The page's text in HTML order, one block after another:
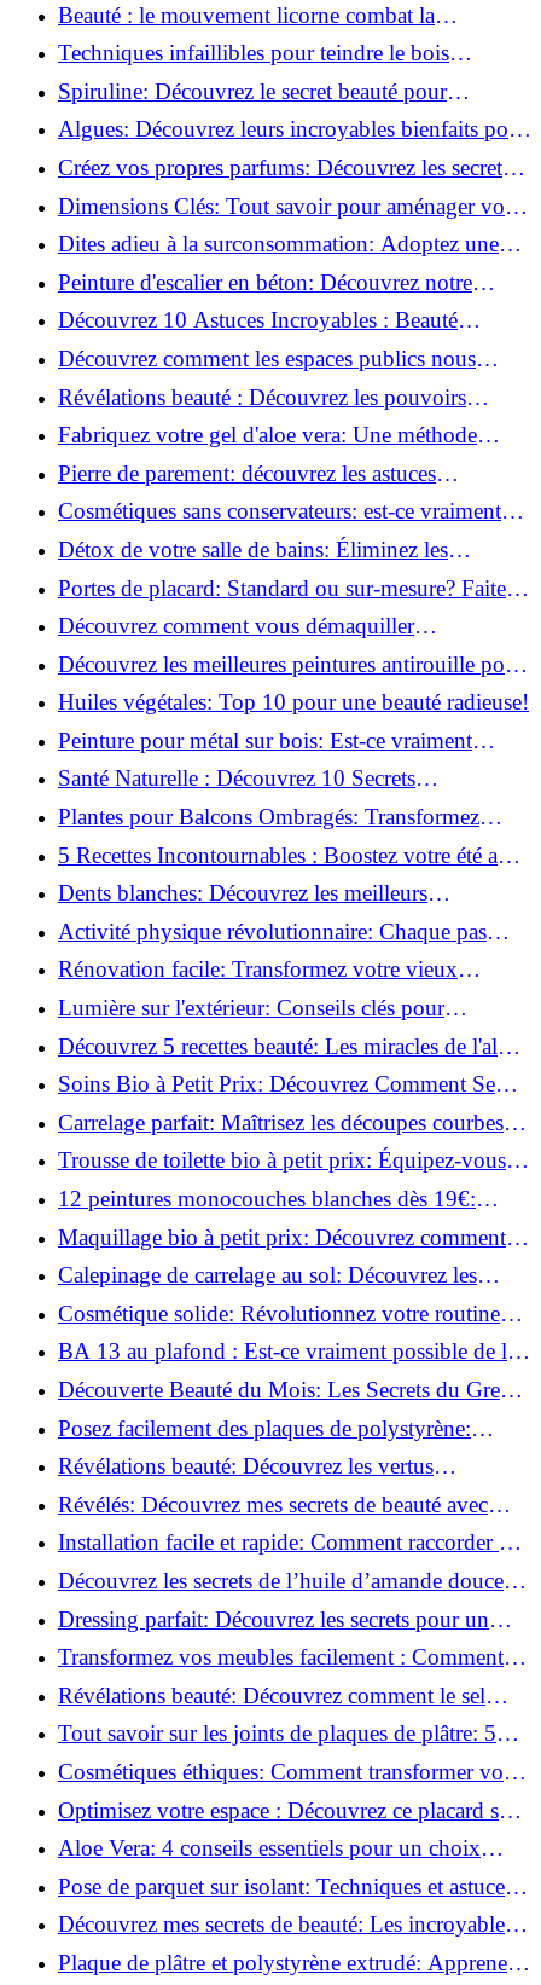
Beauté : le mouvement licorne combat la
surconsommation !
Techniques infaillibles pour teindre le bois
naturellement: Découvrez comment!
Spiruline: Découvrez le secret beauté pour
revitaliser les peaux fatiguées!
Algues: Découvrez leurs incroyables bienfaits pour
la santé et la beauté!
Créez vos propres parfums: Découvrez les secrets
de la fabrication artisanale!
Dimensions Clés: Tout savoir pour aménager votre
salle de bains!
Dites adieu à la surconsommation: Adoptez une
vie plus simple!
Peinture d'escalier en béton: Découvrez notre
tutoriel facile et rapide!
Découvrez 10 Astuces Incroyables : Beauté
Naturelle avec le Concombre !
Découvrez comment les espaces publics nous
incitent à être plus actifs : Révélations surprenantes!
Révélations beauté : Découvrez les pouvoirs
insoupçonnés du concombre!
Fabriquez votre gel d'aloe vera: Une méthode
simple et rapide à la maison!
Pierre de parement: découvrez les astuces
infaillibles pour un nettoyage parfait!
Cosmétiques sans conservateurs: est-ce vraiment
possible?
Détox de votre salle de bains: Éliminez les
ingrédients nocifs dès maintenant!
Portes de placard: Standard ou sur-mesure? Faites
le meilleur choix!
Découvrez comment vous démaquiller
naturellement: Astuces et secrets révélés!
Découvrez les meilleures peintures antirouille pour
le fer: Top 12 analysé!
Huiles végétales: Top 10 pour une beauté radieuse!
Peinture pour métal sur bois: Est-ce vraiment
possible?
Santé Naturelle : Découvrez 10 Secrets
Incontournables pour un Bien-être Optimal!
Plantes pour Balcons Ombragés: Transformez
votre Terrasse en Oasis Verte!
5 Recettes Incontournables : Boostez votre été avec
des huiles essentielles!
Dents blanches: Découvrez les meilleurs
ingrédients naturels!
Activité physique révolutionnaire: Chaque pas
compte pour votre santé!
Rénovation facile: Transformez votre vieux
parquet irrégulier en un clin d'œil!
Lumière sur l'extérieur: Conseils clés pour
concevoir et installer votre éclairage!
Découvrez 5 recettes beauté: Les miracles de l'aloe
vera pour votre peau!
Soins Bio à Petit Prix: Découvrez Comment Se
Chouchouter Pour Moins de 35€!
Carrelage parfait: Maîtrisez les découpes courbes
facilement!
Trousse de toilette bio à petit prix: Équipez-vous
pour moins de 25€!
12 peintures monocouches blanches dès 19€:
Découvrez les meilleures offres!
Maquillage bio à petit prix: Découvrez comment
s'équiper pour moins de 50€!
Calepinage de carrelage au sol: Découvrez les
astuces incontournables!
Cosmétique solide: Révolutionnez votre routine
beauté pour zéro déchet!
BA 13 au plafond : Est-ce vraiment possible de les
coller ?
Découverte Beauté du Mois: Les Secrets du Green
Glamour !
Posez facilement des plaques de polystyrène:
Transformez votre plafond sans effort !
Révélations beauté: Découvrez les vertus
insoupçonnées de l'huile de coco!
Révélés: Découvrez mes secrets de beauté avec
l'huile de ricin!
Installation facile et rapide: Comment raccorder un
luminaire au plafond!
Découvrez les secrets de l’huile d’amande douce :
Pourquoi vous devez l'adopter!
Dressing parfait: Découvrez les secrets pour un
rangement optimal!
Transformez vos meubles facilement : Comment
installer des roulettes en un clin d'œil !
Révélations beauté: Découvrez comment le sel
transforme votre routine!
Tout savoir sur les joints de plaques de plâtre: 5
questions clés pour comprendre les fissures!
Cosmétiques éthiques: Comment transformer votre
routine beauté!
Optimisez votre espace : Découvrez ce placard sous
rampant à portes coulissantes!
Aloe Vera: 4 conseils essentiels pour un choix
parfait!
Pose de parquet sur isolant: Techniques et astuces
pour un sol parfait!
Découvrez mes secrets de beauté: Les incroyables
vertus du raisin!
Plaque de plâtre et polystyrène extrudé: Apprenez